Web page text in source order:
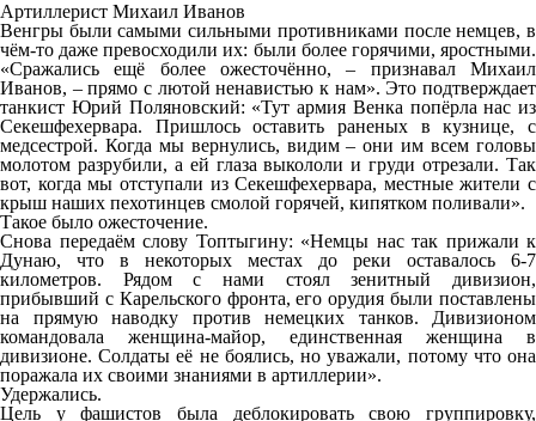
Артиллерист Михаил Иванов
Венгры были самыми сильными противниками после немцев, в
чём-то даже превосходили их: были более горячими, яростными.
«Сражались ещё более ожесточённо, – признавал Михаил
Иванов, – прямо с лютой ненавистью к нам». Это подтверждает
танкист Юрий Поляновский: «Тут армия Венка попёрла нас из
Секешфехервара. Пришлось оставить раненых в кузнице, с
медсестрой. Когда мы вернулись, видим – они им всем головы
молотом разрубили, а ей глаза выкололи и груди отрезали. Так
вот, когда мы отступали из Секешфехервара, местные жители с
крыш наших пехотинцев смолой горячей, кипятком поливали».
Такое было ожесточение.
Снова передаём слову Топтыгину: «Немцы нас так прижали к
Дунаю, что в некоторых местах до реки оставалось 6-7
километров. Рядом с нами стоял зенитный дивизион,
прибывший с Карельского фронта, его орудия были поставлены
на прямую наводку против немецких танков. Дивизионом
командовала женщина-майор, единственная женщина в
дивизионе. Солдаты её не боялись, но уважали, потому что она
поражала их своими знаниями в артиллерии».
Удержались.
Цель у фашистов была деблокировать свою группировку,